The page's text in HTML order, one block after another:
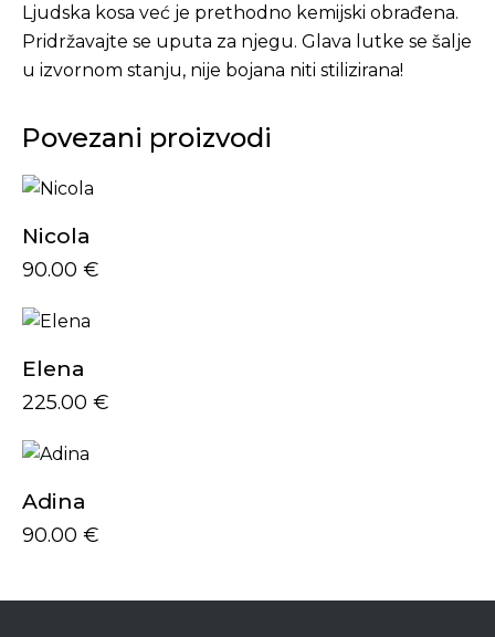
Ljudska kosa već je prethodno kemijski obrađena.
Pridržavajte se uputa za njegu. Glava lutke se šalje
u izvornom stanju, nije bojana niti stilizirana!
Povezani proizvodi
Nicola
90.00 €
Elena
225.00 €
Adina
90.00 €